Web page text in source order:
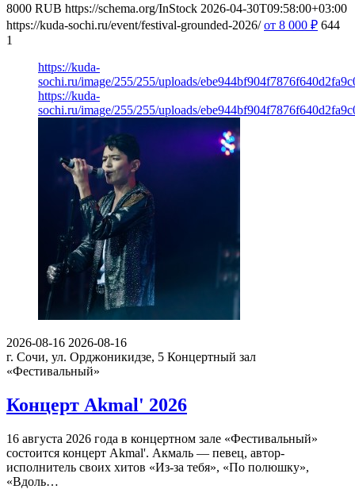
8000 RUB https://schema.org/InStock 2026-04-30T09:58:00+03:00
https://kuda-sochi.ru/event/festival-grounded-2026/ от 8 000 ₽ 644
1
https://kuda-
sochi.ru/image/255/255/uploads/
https://kuda-
sochi.ru/image/255/255/uploads/
2026-08-16 2026-08-16
г. Сочи, ул. Орджоникидзе, 5 Концертный зал
«Фестивальный»
Концерт Akmal' 2026
16 августа 2026 года в концертном зале «Фестивальный»
состоится концерт Akmal'. Акмаль — певец, автор-
исполнитель своих хитов «Из-за тебя», «По полюшку»,
«Вдоль…